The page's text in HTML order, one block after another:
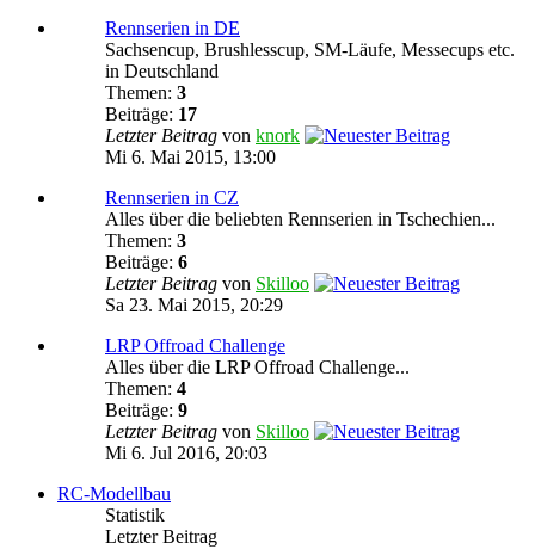
Rennserien in DE
Sachsencup, Brushlesscup, SM-Läufe, Messecups etc.
in Deutschland
Themen: 3
Beiträge: 17
Letzter Beitrag von knork
Mi 6. Mai 2015, 13:00
Rennserien in CZ
Alles über die beliebten Rennserien in Tschechien...
Themen: 3
Beiträge: 6
Letzter Beitrag von Skilloo
Sa 23. Mai 2015, 20:29
LRP Offroad Challenge
Alles über die LRP Offroad Challenge...
Themen: 4
Beiträge: 9
Letzter Beitrag von Skilloo
Mi 6. Jul 2016, 20:03
RC-Modellbau
Statistik
Letzter Beitrag